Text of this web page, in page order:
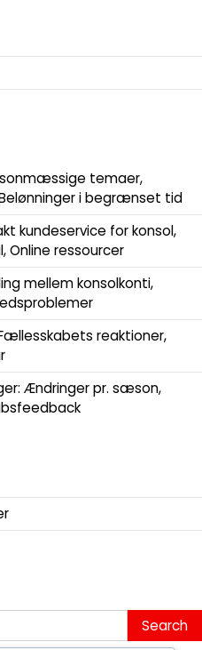
temaer,
i begrænset tid
kundeservice for konsol,
Online ressourcer
mellem konsolkonti,
reaktioner,
Ændringer pr. sæson,